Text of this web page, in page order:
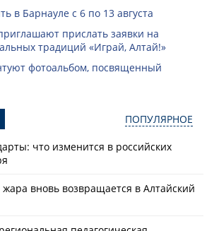
в Барнауле с 6 по 13 августа
прислать заявки на
традиций «Играй, Алтай!»
фотоальбом, посвященный
ПОПУЛЯРНОЕ
что изменится в российских
вновь возвращается в Алтайский